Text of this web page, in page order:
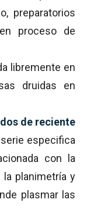
preparatorios
proceso de
libremente en
druidas en
de reciente
especifica
con la
planimetría y
plasmar las